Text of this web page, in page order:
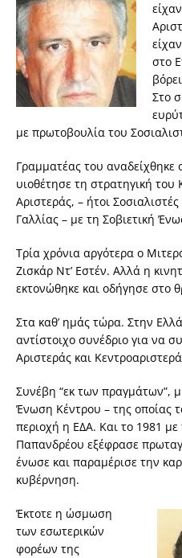
στο
Στο
με πρωτοβουλία του
Γραμματέας του
υιοθέτησε τη στρατηγική
Αριστεράς, – ήτοι
Γαλλίας – με τη Σοβιετική
Τρία χρόνια αργότερα ο
Ζισκάρ Ντ’ Εστέν. Αλλά η
εκτονώθηκε και οδήγησε στο
Στα καθ’ ημάς τώρα. Στην
αντίστοιχο συνέδριο για να
Αριστεράς και
Συνέβη “εκ των πραγμάτων”,
Ένωση Κέντρου – της οποίας
περιοχή η ΕΔΑ. Και το 1981
Παπανδρέου εξέφρασε
ένωσε και παραμέρισε την
κυβέρνηση.
Έκτοτε η ώσμωση
των εσωτερικών
φορέων της